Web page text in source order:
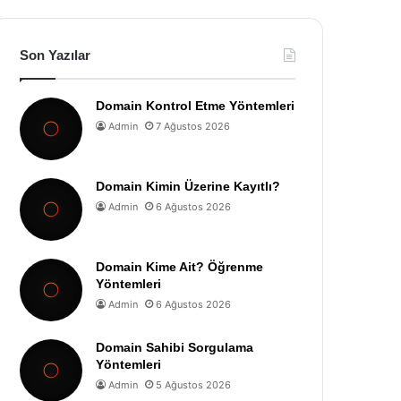
Son Yazılar
Domain Kontrol Etme Yöntemleri
Admin 7 Ağustos 2026
Domain Kimin Üzerine Kayıtlı?
Admin 6 Ağustos 2026
Domain Kime Ait? Öğrenme
Yöntemleri
Admin 6 Ağustos 2026
Domain Sahibi Sorgulama
Yöntemleri
Admin 5 Ağustos 2026